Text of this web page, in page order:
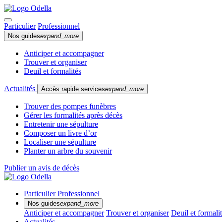
Particulier Professionnel
Nos guidesexpand_more
Anticiper et accompagner
Trouver et organiser
Deuil et formalités
Actualités Accès rapide servicesexpand_more
Trouver des pompes funèbres
Gérer les formalités après décès
Entretenir une sépulture
Composer un livre d’or
Localiser une sépulture
Planter un arbre du souvenir
Publier un avis de décès
Particulier Professionnel
Nos guidesexpand_more
Anticiper et accompagner Trouver et organiser Deuil et